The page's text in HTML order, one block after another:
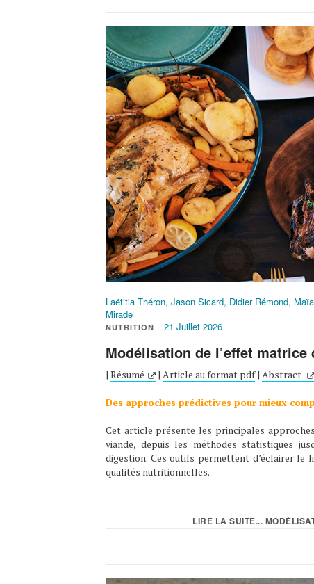
Laëtitia Théron, Jason Sicard, Didier Rémond,
Mirade
NUTRITION 21 Juillet 2026
Modélisation de l’effet matrice
| Résumé | Article au format pdf| Abstract
Des approches prédictives pour mieux
Cet article présente les principales
viande, depuis les méthodes statistiques
digestion. Ces outils permettent d’éclairer
qualités nutritionnelles.
LIRE LA SUITE...